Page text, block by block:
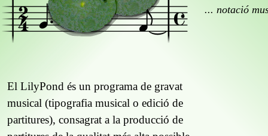
... notació
El LilyPond és un programa de gravat
musical (tipografia musical o edició de
partitures), consagrat a la producció de